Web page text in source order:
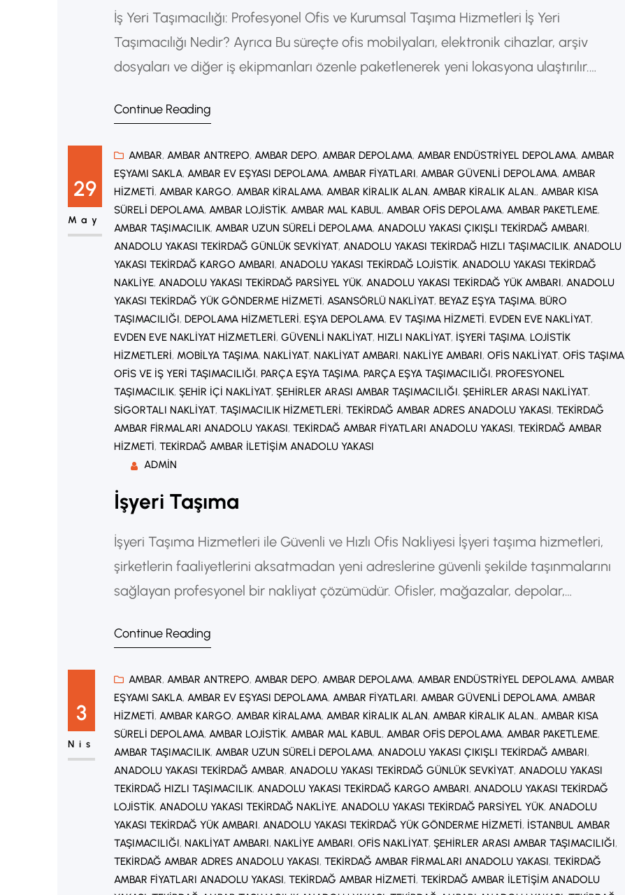
İş Yeri Taşımacılığı: Profesyonel Ofis ve Kurumsal Taşıma Hizmetleri İş Yeri
Taşımacılığı Nedir? Ayrıca Bu süreçte ofis mobilyaları, elektronik cihazlar, arşiv
dosyaları ve diğer iş ekipmanları özenle paketlenerek yeni lokasyona ulaştırılır.
geçme gibi nedenlerle taşınma kararı almaktadır. Bu nedenle profesyonel iş yeri
Continue Reading
29
May
AMBAR, AMBAR ANTREPO, AMBAR DEPO, AMBAR DEPOLAMA, AMBAR ENDÜSTRIYEL DEPOLAMA, AMBAR
EŞYAMI SAKLA, AMBAR EV EŞYASI DEPOLAMA, AMBAR FIYATLARI, AMBAR GÜVENLI DEPOLAMA, AMBAR
HIZMETI, AMBAR KARGO, AMBAR KIRALAMA, AMBAR KIRALIK ALAN, AMBAR KIRALIK ALAN., AMBAR KISA
SÜRELI DEPOLAMA, AMBAR LOJISTIK, AMBAR MAL KABUL, AMBAR OFIS DEPOLAMA, AMBAR PAKETLEME
AMBAR TAŞIMACILIK, AMBAR UZUN SÜRELI DEPOLAMA, ANADOLU YAKASI ÇIKIŞLI TEKIRDAĞ AMBARI
ANADOLU YAKASI TEKIRDAĞ GÜNLÜK SEVKIYAT, ANADOLU YAKASI TEKIRDAĞ HIZLI TAŞIMACILIK, ANADOLU
YAKASI TEKIRDAĞ KARGO AMBARI, ANADOLU YAKASI TEKIRDAĞ LOJISTIK, ANADOLU YAKASI TEKIRDAĞ
NAKLIYE, ANADOLU YAKASI TEKIRDAĞ PARSIYEL YÜK, ANADOLU YAKASI TEKIRDAĞ YÜK AMBARI, ANADOLU
YAKASI TEKIRDAĞ YÜK GÖNDERME HIZMETI, ASANSÖRLÜ NAKLIYAT, BEYAZ EŞYA TAŞIMA, BÜRO
TAŞIMACILIĞI, DEPOLAMA HIZMETLERI, EŞYA DEPOLAMA, EV TAŞIMA HIZMETI, EVDEN EVE NAKLIYAT
EVDEN EVE NAKLIYAT HIZMETLERI, GÜVENLI NAKLIYAT, HIZLI NAKLIYAT, İŞYERI TAŞIMA, LOJISTIK
HIZMETLERI, MOBILYA TAŞIMA, NAKLIYAT, NAKLIYAT AMBARI, NAKLIYE AMBARI, OFIS NAKLIYAT, OFIS TAŞIMA
OFIS VE IŞ YERI TAŞIMACILIĞI, PARÇA EŞYA TAŞIMA, PARÇA EŞYA TAŞIMACILIĞI, PROFESYONEL
TAŞIMACILIK, ŞEHIR IÇI NAKLIYAT, ŞEHIRLER ARASI AMBAR TAŞIMACILIĞI, ŞEHIRLER ARASI NAKLIYAT
SIGORTALI NAKLIYAT, TAŞIMACILIK HIZMETLERI, TEKIRDAĞ AMBAR ADRES ANADOLU YAKASI, TEKIRDAĞ
AMBAR FIRMALARI ANADOLU YAKASI, TEKIRDAĞ AMBAR FIYATLARI ANADOLU YAKASI, TEKIRDAĞ AMBAR
HIZMETI, TEKIRDAĞ AMBAR ILETIŞIM ANADOLU YAKASI
ADMIN
İşyeri Taşıma
İşyeri Taşıma Hizmetleri ile Güvenli ve Hızlı Ofis Nakliyesi İşyeri taşıma hizmetleri,
şirketlerin faaliyetlerini aksatmadan yeni adreslerine güvenli şekilde taşınmalarını
sağlayan profesyonel bir nakliyat çözümüdür. Ofisler, mağazalar, depolar,
Profesyonel işyeri taşıma firmaları, eşyaların düzenli şekilde paketlenmesini ve yeni
Continue Reading
3
Nis
AMBAR, AMBAR ANTREPO, AMBAR DEPO, AMBAR DEPOLAMA, AMBAR ENDÜSTRIYEL DEPOLAMA, AMBAR
EŞYAMI SAKLA, AMBAR EV EŞYASI DEPOLAMA, AMBAR FIYATLARI, AMBAR GÜVENLI DEPOLAMA, AMBAR
HIZMETI, AMBAR KARGO, AMBAR KIRALAMA, AMBAR KIRALIK ALAN, AMBAR KIRALIK ALAN., AMBAR KISA
SÜRELI DEPOLAMA, AMBAR LOJISTIK, AMBAR MAL KABUL, AMBAR OFIS DEPOLAMA, AMBAR PAKETLEME
AMBAR TAŞIMACILIK, AMBAR UZUN SÜRELI DEPOLAMA, ANADOLU YAKASI ÇIKIŞLI TEKIRDAĞ AMBARI
ANADOLU YAKASI TEKIRDAĞ AMBAR, ANADOLU YAKASI TEKIRDAĞ GÜNLÜK SEVKIYAT, ANADOLU YAKASI
TEKIRDAĞ HIZLI TAŞIMACILIK, ANADOLU YAKASI TEKIRDAĞ KARGO AMBARI, ANADOLU YAKASI TEKIRDAĞ
LOJISTIK, ANADOLU YAKASI TEKIRDAĞ NAKLIYE, ANADOLU YAKASI TEKIRDAĞ PARSIYEL YÜK, ANADOLU
YAKASI TEKIRDAĞ YÜK AMBARI, ANADOLU YAKASI TEKIRDAĞ YÜK GÖNDERME HIZMETI, İSTANBUL AMBAR
TAŞIMACILIĞI, NAKLIYAT AMBARI, NAKLIYE AMBARI, OFIS NAKLIYAT, ŞEHIRLER ARASI AMBAR TAŞIMACILIĞI
TEKIRDAĞ AMBAR ADRES ANADOLU YAKASI, TEKIRDAĞ AMBAR FIRMALARI ANADOLU YAKASI, TEKIRDAĞ
AMBAR FIYATLARI ANADOLU YAKASI, TEKIRDAĞ AMBAR HIZMETI, TEKIRDAĞ AMBAR ILETIŞIM ANADOLU